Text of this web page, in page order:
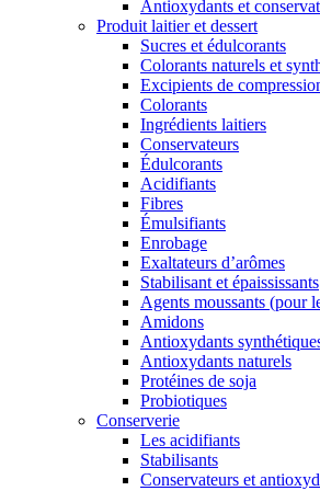
Antioxydants et
Produit laitier et dessert
Sucres et édulcorants
Colorants naturels et
Excipients de
Colorants
Ingrédients laitiers
Conservateurs
Édulcorants
Acidifiants
Fibres
Émulsifiants
Enrobage
Exaltateurs d’arômes
Stabilisant et épaississants
Agents moussants (pour
Amidons
Antioxydants
Antioxydants naturels
Protéines de soja
Probiotiques
Conserverie
Les acidifiants
Stabilisants
Conservateurs et